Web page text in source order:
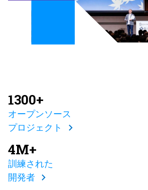
1300+
オープンソース
プロジェクト
4M+
訓練された
開発者